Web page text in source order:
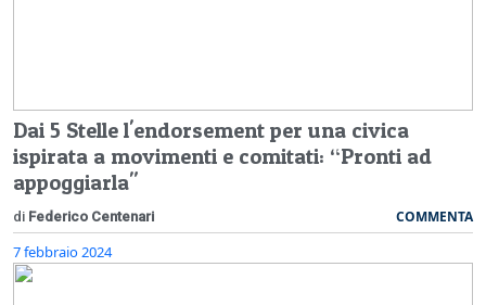
Dai 5 Stelle l'endorsement per una civica
ispirata a movimenti e comitati: “Pronti ad
appoggiarla"
di Federico Centenari COMMENTA
7 febbraio 2024